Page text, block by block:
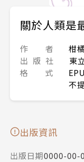
關於人類是
作 者
柑
出 版 社
東
格 式
不
出版資訊
出版日期0000-00-